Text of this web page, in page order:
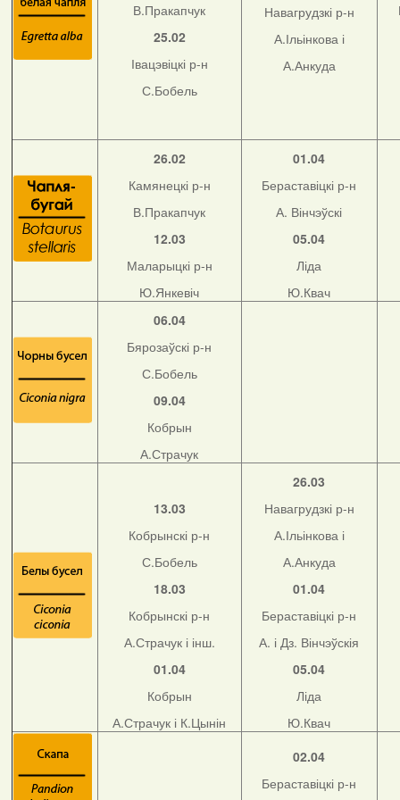
В.Пракапчук
25.02
Івацэвіцкі р-н
С.Бобель
Навагрудзкі р-н
А.Ільінкова і
А.Анкуда
26.02
Камянецкі р-н
В.Пракапчук
12.03
Маларыцкі р-н
Ю.Янкевіч
01.04
Бераставіцкі р-н
А. Вінчэўскі
05.04
Ліда
Ю.Квач
06.04
Бярозаўскі р-н
С.Бобель
09.04
Кобрын
А.Страчук
13.03
Кобрынскі р-н
С.Бобель
18.03
Кобрынскі р-н
А.Страчук і інш.
01.04
Кобрын
А.Страчук і К.Цынін
26.03
Навагрудзкі р-н
А.Ільінкова і
А.Анкуда
01.04
Бераставіцкі р-н
А. і Дз. Вінчэўскія
05.04
Ліда
Ю.Квач
02.04
Бераставіцкі р-н